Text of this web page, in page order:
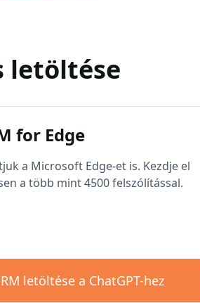
letöltése
for Edge
a Microsoft Edge-et is. Kezdje el
a több mint 4500 felszólítással.
letöltése a ChatGPT-hez